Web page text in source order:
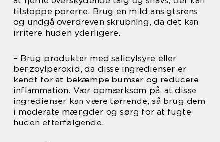
tilstoppe porerne. Brug en mild ansigtsrens
og undgå overdreven skrubning, da det kan
irritere huden yderligere.
– Brug produkter med salicylsyre eller
benzoylperoxid, da disse ingredienser er
kendt for at bekæmpe bumser og reducere
inflammation. Vær opmærksom på, at disse
ingredienser kan være tørrende, så brug dem
i moderate mængder og sørg for at fugte
huden efterfølgende.